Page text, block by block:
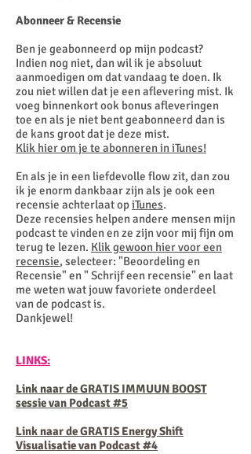
Abonneer & Recensie
Ben je geabonneerd op mijn podcast?
Indien nog niet, dan wil ik je absoluut
aanmoedigen om dat vandaag te doen. Ik
zou niet willen dat je een aflevering mist. Ik
voeg binnenkort ook bonus afleveringen
toe en als je niet bent geabonneerd dan is
de kans groot dat je deze mist.
Klik hier om je te abonneren in iTunes!
En als je in een liefdevolle flow zit, dan zou
ik je enorm dankbaar zijn als je ook een
recensie achterlaat opiTunes.
Deze recensies helpen andere mensen mijn
podcast te vinden en ze zijn voor mij fijn om
terug te lezen. Klik gewoon hier voor een
recensie, selecteer: "Beoordeling en
Recensie" en " Schrijf een recensie" en laat
me weten wat jouw favoriete onderdeel
van de podcast is.
Dankjewel!
LINKS:
Link naar de GRATIS IMMUUN BOOST
sessie van Podcast #5
Link naar de GRATIS Energy Shift
Visualisatie van Podcast #4